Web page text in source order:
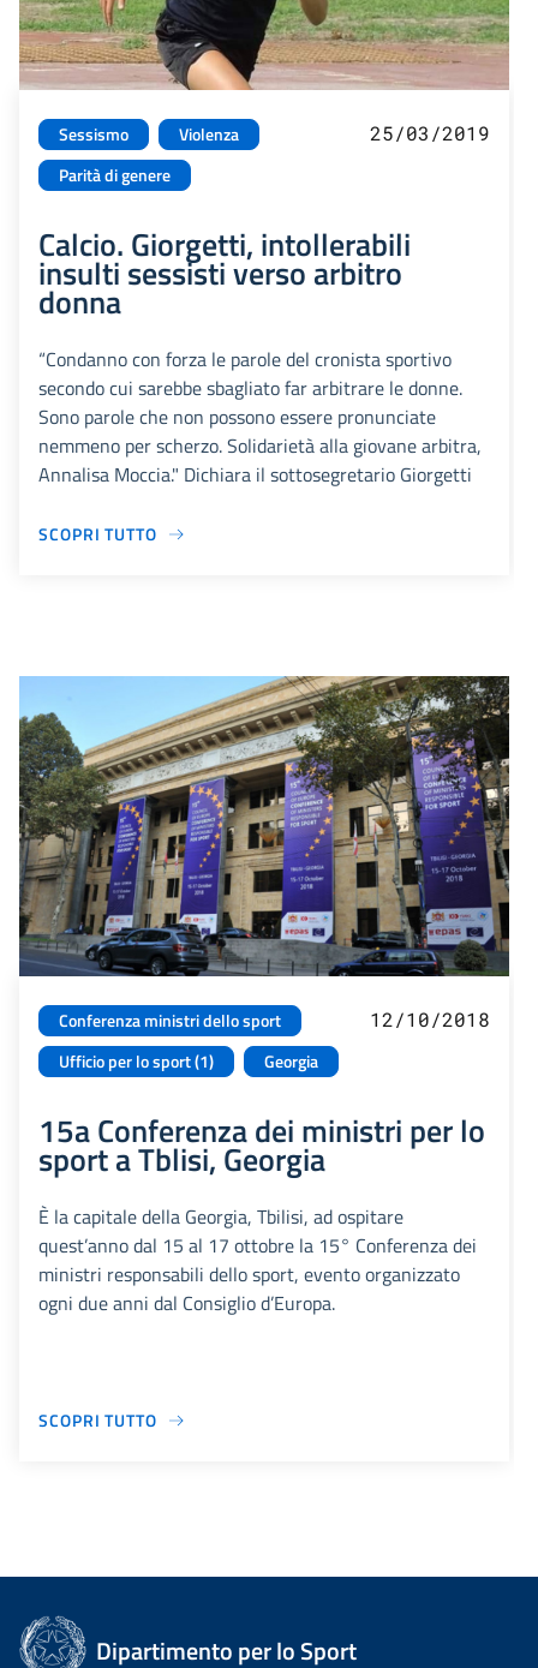
Sessismo
Violenza
Parità di genere
25/03/2019
Calcio. Giorgetti, intollerabili
insulti sessisti verso arbitro
donna
“Condanno con forza le parole del cronista sportivo
secondo cui sarebbe sbagliato far arbitrare le donne.
Sono parole che non possono essere pronunciate
nemmeno per scherzo. Solidarietà alla giovane arbitra,
Annalisa Moccia." Dichiara il sottosegretario Giorgetti
SCOPRI TUTTO
Conferenza ministri dello sport
Ufficio per lo sport (1)
Georgia
12/10/2018
15a Conferenza dei ministri per lo
sport a Tblisi, Georgia
È la capitale della Georgia, Tbilisi, ad ospitare
quest’anno dal 15 al 17 ottobre la 15° Conferenza dei
ministri responsabili dello sport, evento organizzato
ogni due anni dal Consiglio d’Europa.
SCOPRI TUTTO
Dipartimento per lo Sport